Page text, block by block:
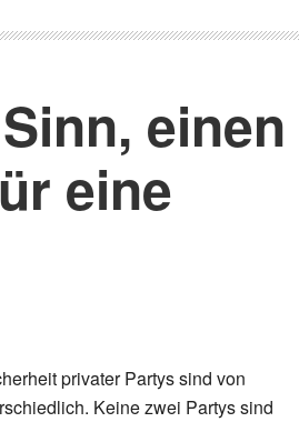
einen
eine
privater Partys sind von
Keine zwei Partys sind